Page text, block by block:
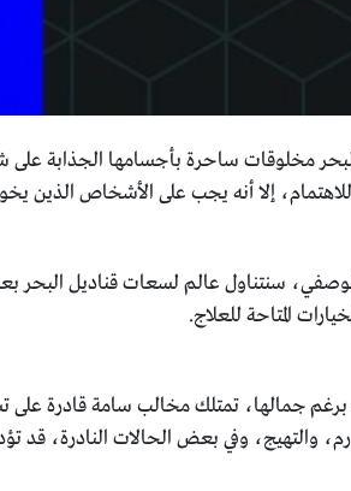
مخلوقات ساحرة بأجسامها الجذابة على
إلا أنه يجب على الأشخاص الذين
الوصفي، سنتناول عالم لسعات قناديل
المتاحة للعلاج.
برغم جمالها، تمتلك مخالب سامة قادرة
والتهيج، وفي بعض الحالات النادرة، قد